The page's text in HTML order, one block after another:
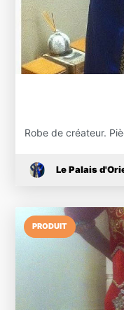
Robe de créateur.
Le Palais
PRODUIT